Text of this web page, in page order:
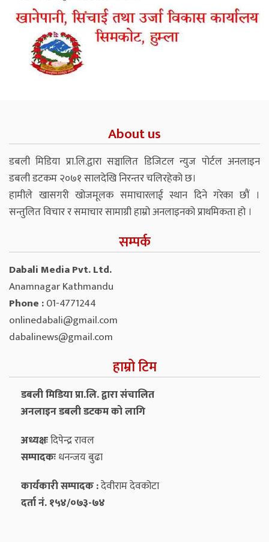
About us
डबली मिडिया प्रा.लि.द्वारा सञ्चालित डिजिटल न्युज पोर्टल अनलाइन
डबली डटकम २०७१ सालदेखि निरन्तर चलिरहेको छ।
हामीले खासगरी खोजमूलक समाचारलाई स्थान दिने गरेका छौं ।
सन्तुलित विचार र समाचार सामाग्री हाम्रो अनलाइनको प्राथमिकता हो ।
सम्पर्क
Dabali Media Pvt. Ltd.
Anamnagar Kathmandu
Phone :01-4771244
onlinedabali@gmail.com
dabalinews@gmail.com
हाम्रो टिम
डबली मिडिया प्रा.लि. द्वारा संचालित
अनलाइन डबली डटकम को लागि
अध्यक्षःदिपेन्द्र रावल
सम्पादकःधनन्‍जय बुढा
कार्यकारी सम्पादक :देवीराम देवकोटा
दर्ता नं. १५४/०७३-७४